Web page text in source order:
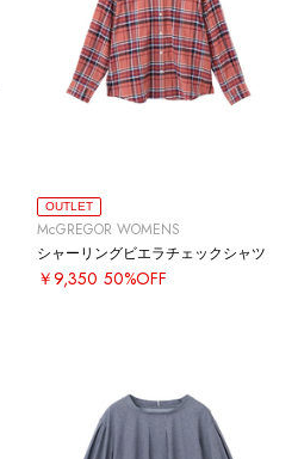
OUTLET
McGREGOR WOMENS
シャーリングビエラチェックシャツ
￥9,350 50%OFF